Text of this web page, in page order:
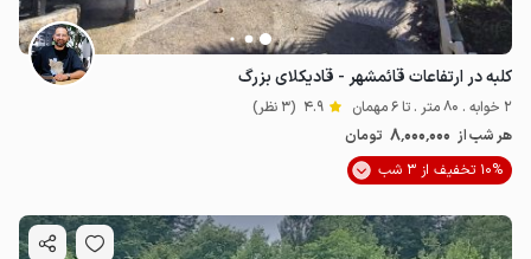
کلبه در ارتفاعات قائمشهر - قادیکلای بزرگ
2 خوابه . 80 متر . تا 6 مهمان 4.9 (3 نظر)
هر شب از 8٬000٬000 تومان
10% تخفیف از 3 شب